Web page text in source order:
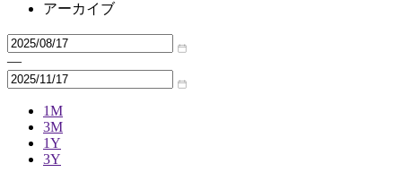
アーカイブ
—
1M
3M
1Y
3Y